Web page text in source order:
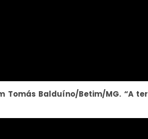
Tomás Balduíno/Betim/MG. “A